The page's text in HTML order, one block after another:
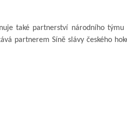
také partnerství národního týmu
partnerem Síně slávy českého